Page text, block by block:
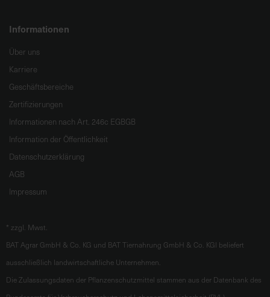
Informationen
Über uns
Karriere
Geschäftsbereiche
Zertifizierungen
Informationen nach Art. 246c EGBGB
Information der Öffentlichkeit
Datenschutzerklärung
AGB
Impressum
* zzgl. Mwst.
BAT Agrar GmbH & Co. KG und BAT Tiernahrung GmbH & Co. KGl beliefert
ausschließlich landwirtschaftliche Unternehmen.
Die Zulassungsdaten der Pflanzenschutzmittel stammen aus der Datenbank des